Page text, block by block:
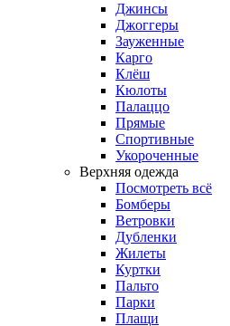
Джинсы
Джоггеры
Зауженные
Карго
Клёш
Кюлоты
Палаццо
Прямые
Спортивные
Укороченные
Верхняя одежда
Посмотреть всё
Бомберы
Ветровки
Дубленки
Жилеты
Куртки
Пальто
Парки
Плащи